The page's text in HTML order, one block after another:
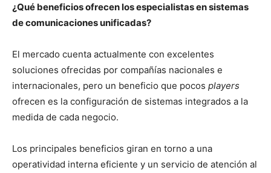
¿Qué beneficios ofrecen los especialistas en sistemas
de comunicaciones unificadas?
El mercado cuenta actualmente con excelentes
soluciones ofrecidas por compañías nacionales e
internacionales, pero un beneficio que pocos players
ofrecen es la configuración de sistemas integrados a la
medida de cada negocio.
Los principales beneficios giran en torno a una
operatividad interna eficiente y un servicio de atención al